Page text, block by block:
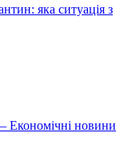
яка ситуація з
Економічні новини